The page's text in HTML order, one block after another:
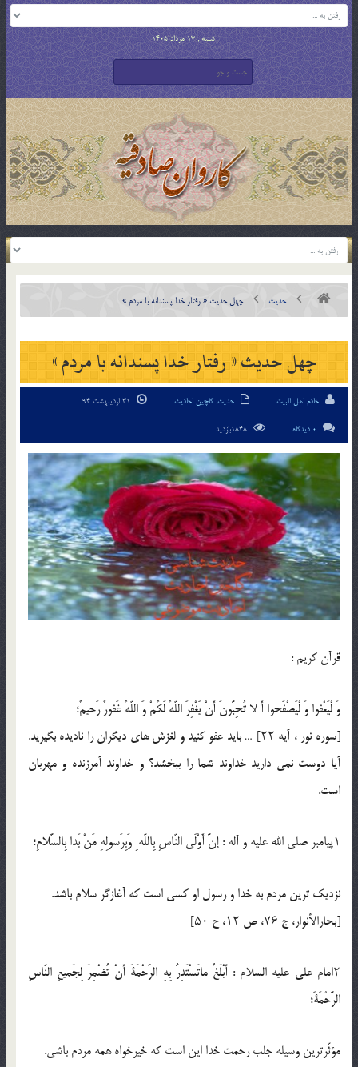
شنبه , 17 مرداد 1405
حدیث چهل حدیث « رفتار خدا پسندانه با مردم »
چهل حدیث « رفتار خدا پسندانه با مردم »
خادم اهل البیت حدیث, گلچین احادیث
0 دیدگاه
قرآن کريم :
وَ لْيَعْفوا وَ لْيَصْفَحوا أَ لا تُحِبُّونَ أَنْ يَغْفِرَ اللّهُ لَكُمْ وَ اللّهُ غَفورٌ رَحيمٌ؛
[سوره نور ، آيه ۲۲] … بايد عفو كنيد و لغزش هاى ديگران را ناديده بگيريد.
آيا دوست نمى داريد خداوند شما را ببخشد؟ و خداوند آمرزنده و مهربان
است.
۱پيامبر صلي الله عليه و آله : إنَّ أَوْلَى النّاسِ بِاللّه ِ وَبِرَسولِهِ مَنْ بَدا بِالسَّلامِ؛
نزديك ترين مردم به خدا و رسول او كسى است كه آغازگر سلام باشد.
[بحارالأنوار، ج ۷۶، ص ۱۲، ح ۵۰]
۲امام على عليه السلام : أَبْلَغُ ماتَسْتَدِرُّ بِهِ الرَّحْمَةَ أَنْ تُضْمِرَ لِجَميعِ النّاسِ
الرَّحْمَةَ؛
مؤثّرترين وسيله جلب رحمت خدا اين است كه خيرخواه همه مردم باشى.